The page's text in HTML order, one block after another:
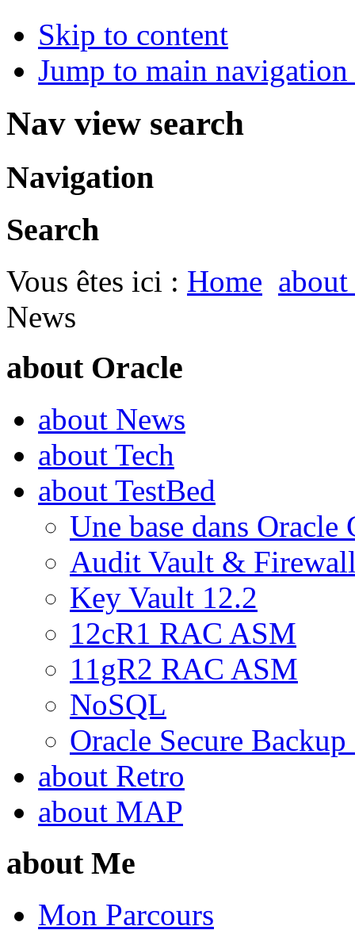
Skip to content
Jump to main
Nav view search
Navigation
Search
Vous êtes ici : Home about
News
about Oracle
about News
about Tech
about TestBed
Une base dans Oracle
Audit Vault &
Key Vault 12.2
12cR1 RAC ASM
11gR2 RAC ASM
NoSQL
Oracle Secure
about Retro
about MAP
about Me
Mon Parcours